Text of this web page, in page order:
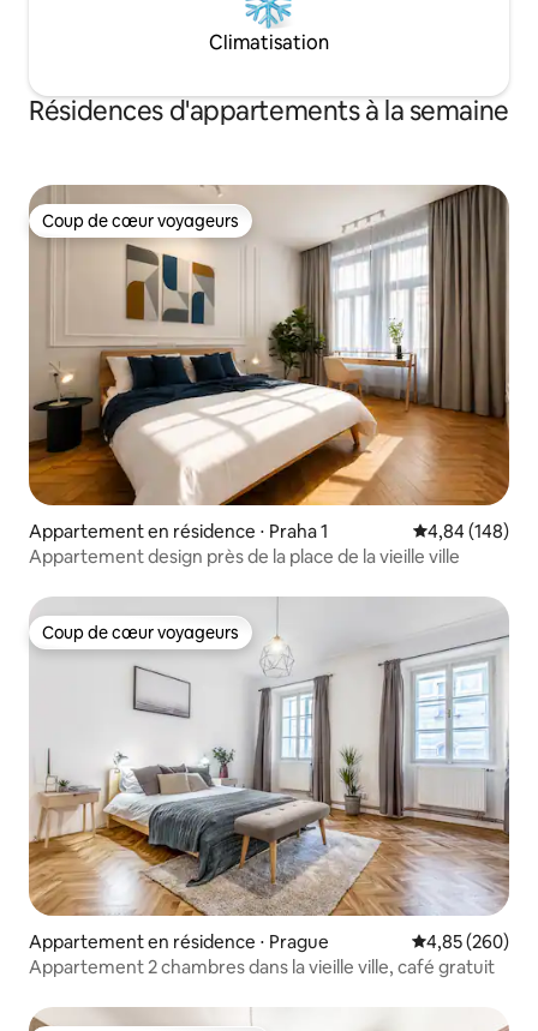
Climatisation
Résidences d'appartements à la semaine
Coup de cœur voyageurs
Coup de cœur voyageurs
Appartement en résidence ⋅ Praha 1 Évaluation
4,84 (148)
Appartement design près de la place de la vieille ville
Coup de cœur voyageurs
Coup de cœur voyageurs
Appartement en résidence ⋅ Prague Évaluation
4,85 (260)
Appartement 2 chambres dans la vieille ville, café gratuit